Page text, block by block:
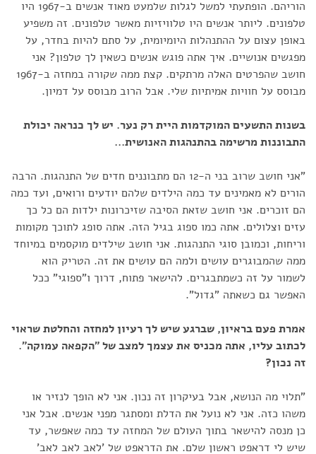
הוריהם. הופתעתי למשל לגלות שלמעט מאוד אנשים ב-1967 היו
טלפונים. ליותר אנשים היו טלוויזיות מאשר טלפונים. זה משפיע
באופן עצום על ההתנהלות היומיומית, על סתם להיות בחדר, על
מפגשים אנושיים. איך אתה פוגש אנשים כשאין לך טלפון? אני
חושב שהפרטים האלה מרתקים. קצת ממה שקורה במחזה ב-1967
מבוסס על חוויות אמיתיות שלי. אבל הרוב מבוסס על דמיון.
בשנות התשעים המוקדמות היית רק נער. יש לך כנראה יכולת
התבוננות מרשימה בהתנהגות האנושית...
"אני חושב שרוב בני ה-12 הם מתבוננים חדים של התנהגות. הרבה
הורים לא מאמינים עד כמה הילדים שלהם יודעים ורואים, ועד כמה
הם זוכרים. אני חושב שזאת הסיבה שזיכרונות ילדות הם כל כך
עזים וצלולים. אתה כמו ספוג בגיל הזה. אתה סופג לתוכך מקומות
וריחות, וכמובן סוגי התנהגות. אני חושב שילדים מוקסמים במיוחד
ממה שהמבוגרים עושים ולמה הם עושים את זה. הטריק הוא
לשמור על זה כשמתבגרים. להישאר פתוח, דרוך ו"ספוגי" ככל
האפשר גם כשאתה "גדול".
אמרת פעם בראיון, שברגע שיש לך רעיון למחזה והחלטת שראוי
לכתוב עליו, אתה מכניס את עצמך למצב של "הקפאה עמוקה".
זה נכון?
"תלוי מה הנושא, אבל בעיקרון זה נכון. אני לא הופך לנזיר או
משהו כזה. אני לא נועל את הדלת ומסתגר מפני אנשים. אבל אני
כן מנסה להישאר בתוך העולם של המחזה עד כמה שאפשר, עד
שיש לי דראפט ראשון שלם. את הדראפט של 'לאב לאב לאב'